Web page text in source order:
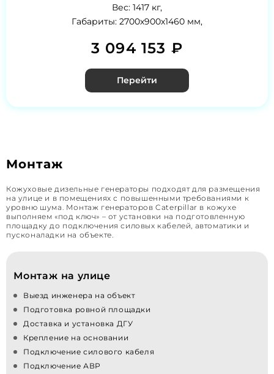
Вес: 1417 кг,
Габариты: 2700х900х1460 мм,
3 094 153 ₽
Перейти
Монтаж
Кожуховые дизельные генераторы подходят для размещения
на улице и в помещениях с повышенными требованиями к
уровню шума. Монтаж генераторов Caterpillar в кожухе
выполняем «под ключ» – от установки на подготовленную
площадку до подключения силовых кабелей, автоматики и
пусконаладки на объекте.
Монтаж на улице
Выезд инженера на объект
Подготовка ровной площадки
Доставка и установка ДГУ
Крепление на основании
Подключение силового кабеля
Подключение АВР